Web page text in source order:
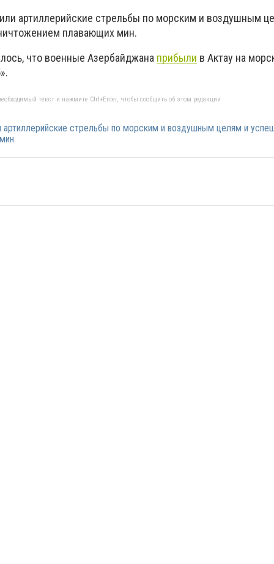
артиллерийские стрельбы по морским и воздушным
плавающих мин.
что военные Азербайджана прибыли в Актау на
текст и нажмите Ctrl+Enter, чтобы сообщить об этом редакции
стрельбы по морским и воздушным целям и